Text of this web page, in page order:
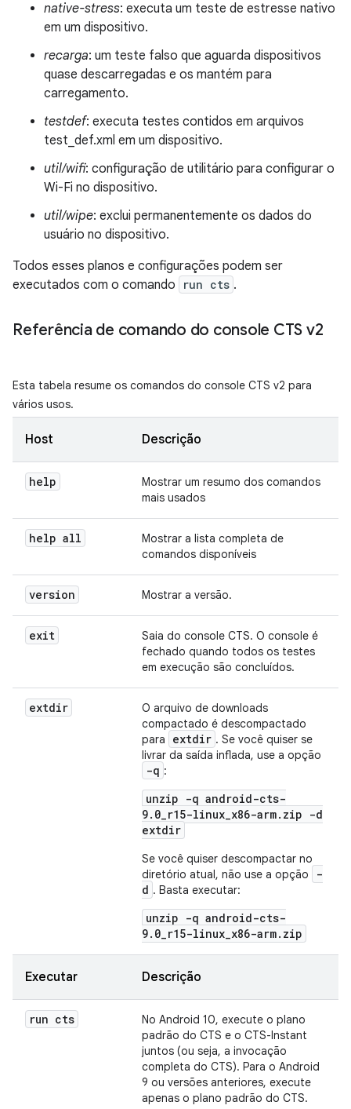
native-stress: executa um teste de estresse nativo
em um dispositivo.
recarga: um teste falso que aguarda dispositivos
quase descarregadas e os mantém para
carregamento.
testdef: executa testes contidos em arquivos
test_def.xml em um dispositivo.
util/wifi: configuração de utilitário para configurar o
Wi-Fi no dispositivo.
util/wipe: exclui permanentemente os dados do
usuário no dispositivo.
Todos esses planos e configurações podem ser
executados com o comando
run cts .
Referência de comando do console CTS v2
Esta tabela resume os comandos do console CTS v2 para
vários usos.
Host Descrição
help
Mostrar um resumo dos comandos
mais usados
help all
Mostrar a lista completa de
comandos disponíveis
version Mostrar a versão.
exit
Saia do console CTS. O console é
fechado quando todos os testes
em execução são concluídos.
extdir
O arquivo de downloads
compactado é descompactado
para
extdir . Se você quiser se
livrar da saída inflada, use a opção
-q :
unzip -q android-cts-
9.0_r15-linux_x86-arm.zip -d
extdir
Se você quiser descompactar no
diretório atual, não use a opção
-
d . Basta executar:
unzip -q android-cts-
9.0_r15-linux_x86-arm.zip
Executar Descrição
run cts
No Android 10, execute o plano
padrão do CTS e o CTS-Instant
juntos (ou seja, a invocação
completa do CTS). Para o Android
9 ou versões anteriores, execute
apenas o plano padrão do CTS.